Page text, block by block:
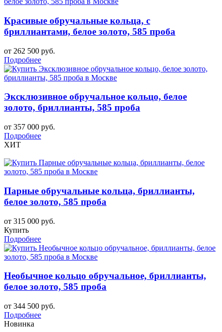
Красивые обручальные кольца, с
бриллиантами, белое золото, 585 проба
от 262 500 руб.
Подробнее
Эксклюзивное обручальное кольцо, белое
золото, бриллианты, 585 проба
от 357 000 руб.
Подробнее
ХИТ
Парные обручальные кольца, бриллианты,
белое золото, 585 проба
от 315 000 руб.
Купить
Подробнее
Необычное кольцо обручальное, бриллианты,
белое золото, 585 проба
от 344 500 руб.
Подробнее
Новинка